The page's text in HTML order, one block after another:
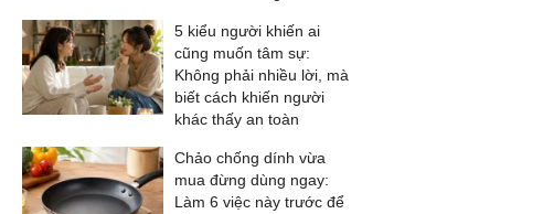
5 kiểu người khiến ai
cũng muốn tâm sự:
Không phải nhiều lời, mà
biết cách khiến người
khác thấy an toàn
Chảo chống dính vừa
mua đừng dùng ngay:
Làm 6 việc này trước để